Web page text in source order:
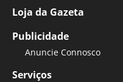
Loja da Gazeta
Publicidade
Anuncie Connosco
Serviços